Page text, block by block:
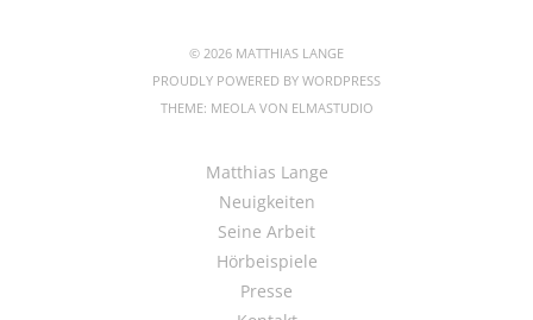
© 2026 MATTHIAS LANGE
PROUDLY POWERED BY WORDPRESS
THEME: MEOLA VON ELMASTUDIO
Matthias Lange
Neuigkeiten
Seine Arbeit
Hörbeispiele
Presse